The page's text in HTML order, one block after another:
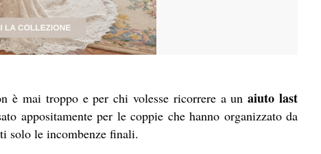
è mai troppo e per chi volesse ricorrere a unaiuto last
appositamente per le coppie che hanno organizzato da
solo le incombenze finali.